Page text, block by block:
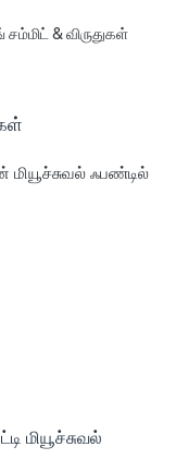
& விருதுகள்
ஃபண்டில்
மியூச்சுவல்